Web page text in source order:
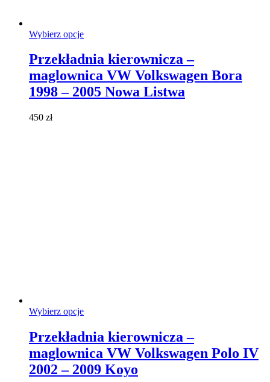
Wybierz opcjeTen
ma
wiele
wariantów.
Opcje
można
Przekładnia kierownicza –
maglownica VW Volkswagen Bora
1998 – 2005 Nowa Listwa
450 zł
Wybierz opcjeTen
ma
wiele
wariantów.
Opcje
można
Przekładnia kierownicza –
maglownica VW Volkswagen Polo IV
2002 – 2009 Koyo